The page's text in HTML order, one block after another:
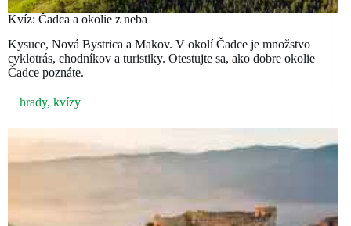
Kvíz: Čadca a okolie z neba
Kysuce, Nová Bystrica a Makov. V okolí Čadce je množstvo
cyklotrás, chodníkov a turistiky. Otestujte sa, ako dobre okolie
Čadce poznáte.
hrady, kvízy